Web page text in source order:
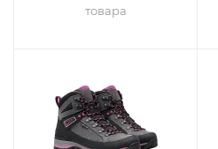
товара